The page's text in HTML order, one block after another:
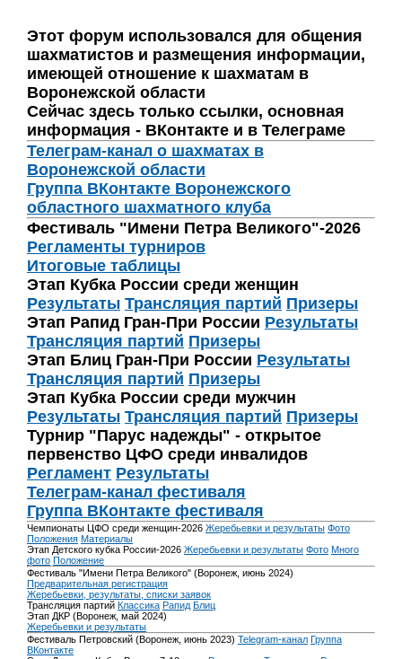
Этот форум использовался для общения
шахматистов и размещения информации,
имеющей отношение к шахматам в
Воронежской области
Сейчас здесь только ссылки, основная
информация - ВКонтакте и в Телеграме
Телеграм-канал о шахматах в
Воронежской области
Группа ВКонтакте Воронежского
областного шахматного клуба
Фестиваль "Имени Петра Великого"-2026
Регламенты турниров
Итоговые таблицы
Этап Кубка России среди женщин
Результаты Трансляция партий Призеры
Этап Рапид Гран-При России Результаты
Трансляция партий Призеры
Этап Блиц Гран-При России Результаты
Трансляция партий Призеры
Этап Кубка России среди мужчин
Результаты Трансляция партий Призеры
Турнир "Парус надежды" - открытое
первенство ЦФО среди инвалидов
Регламент Результаты
Телеграм-канал фестиваля
Группа ВКонтакте фестиваля
Чемпионаты ЦФО среди женщин-2026 Жеребьевки и результаты Фото
Положения Материалы
Этап Детского кубка России-2026 Жеребьевки и результаты Фото Много
фото Положение
Фестиваль "Имени Петра Великого" (Воронеж, июнь 2024)
Предварительная регистрация
Жеребьевки, результаты, списки заявок
Трансляция партий Классика Рапид Блиц
Этап ДКР (Воронеж, май 2024)
Жеребьевки и результаты
Фестиваль Петровский (Воронеж, июнь 2023) Telegram-канал Группа
ВКонтакте